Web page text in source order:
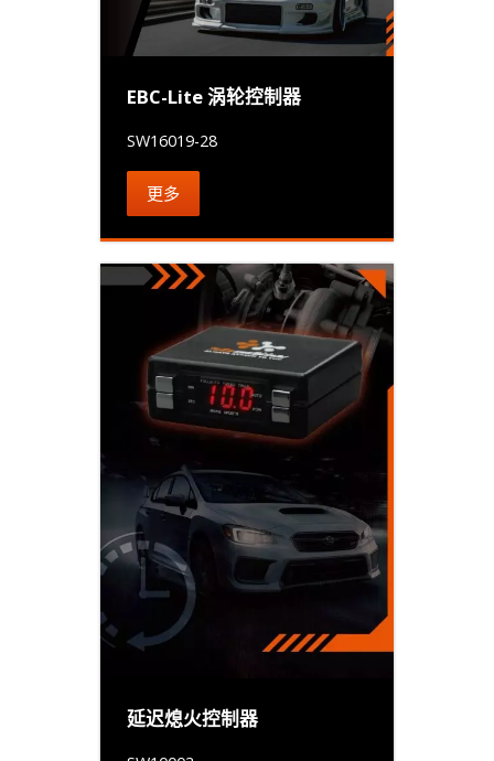
EBC-Lite 涡轮控制器
SW16019-28
更多
延迟熄火控制器